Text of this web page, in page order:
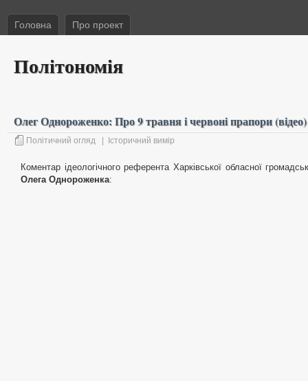
Головна Про проект
Політономія
Олег Однороженко: Про 9 травня і червоні прапори (відео)
Політичний огляд Історичний вимір
Коментар ідеологічного референта Харківської обласної
Олега Однороженка: